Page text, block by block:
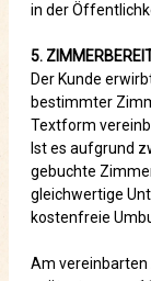
in der
5.
Der Kunde
bestimmter
Textform
Ist es aufgrund
gebuchte
gleichwertige
kostenfreie
Am vereinbarten